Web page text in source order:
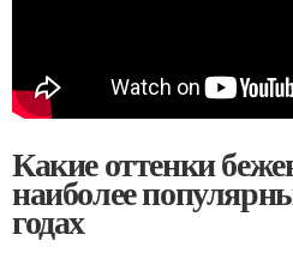
Какие оттенки
наиболее
годах